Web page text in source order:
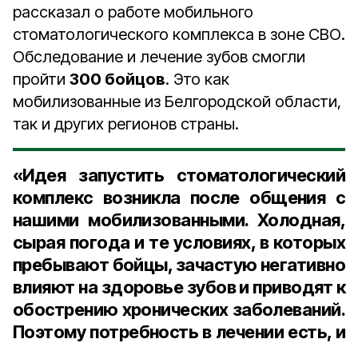
рассказал о работе мобильного
стоматологического комплекса в зоне СВО.
Обследование и лечение зубов смогли
пройти 300 бойцов. Это как
мобилизованные из Белгородской области,
так и других регионов страны.
«Идея запустить стоматологический
комплекс возникла после общения с
нашими мобилизованными. Холодная,
сырая погода и те условиях, в которых
пребывают бойцы, зачастую негативно
влияют на здоровье зубов и приводят к
обострению хронических заболеваний.
Поэтому потребность в лечении есть, и